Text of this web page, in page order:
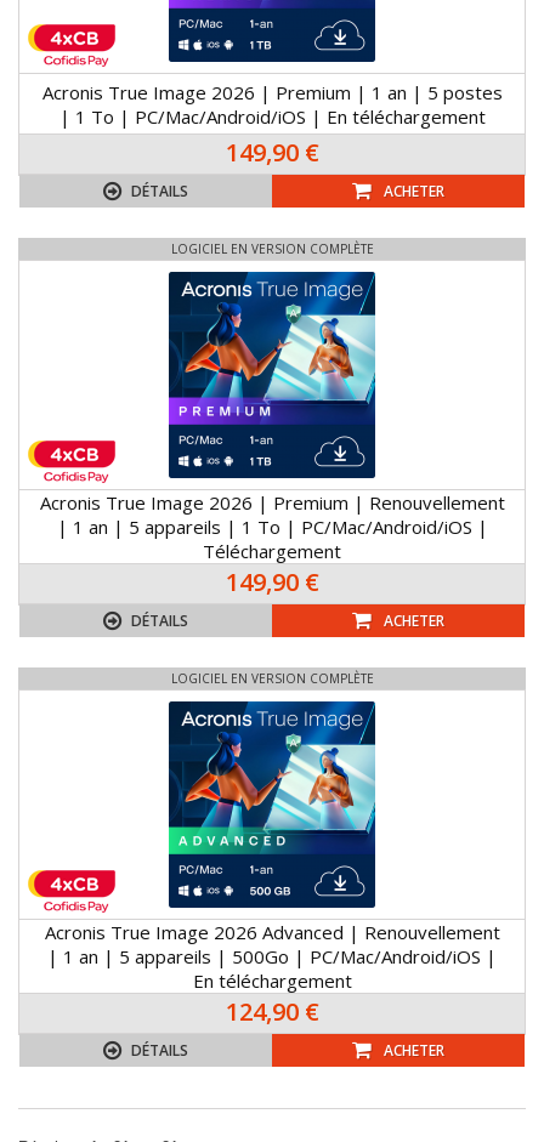
Acronis True Image 2026 | Premium | 1 an | 5 postes
| 1 To | PC/Mac/Android/iOS | En téléchargement
149,90 €
DÉTAILS ACHETER
LOGICIEL EN VERSION COMPLÈTE
Acronis True Image 2026 | Premium | Renouvellement
| 1 an | 5 appareils | 1 To | PC/Mac/Android/iOS |
Téléchargement
149,90 €
DÉTAILS ACHETER
LOGICIEL EN VERSION COMPLÈTE
Acronis True Image 2026 Advanced | Renouvellement
| 1 an | 5 appareils | 500Go | PC/Mac/Android/iOS |
En téléchargement
124,90 €
DÉTAILS ACHETER